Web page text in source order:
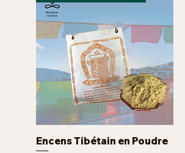
Aperçu rapide
Encens Tibétain en Poudre